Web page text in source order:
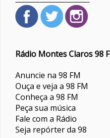
Rádio Montes Claros 98
Anuncie na 98 FM
Ouça e veja a 98 FM
Conheça a 98 FM
Peça sua música
Fale com a Rádio
Seja repórter da 98